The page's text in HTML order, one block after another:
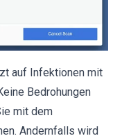
auf Infektionen mit
Bedrohungen
mit dem
Andernfalls wird